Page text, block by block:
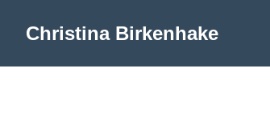
Christina Birkenhake